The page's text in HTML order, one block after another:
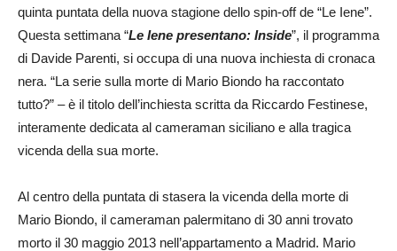
quinta puntata della nuova stagione dello spin-off de “Le Iene”.
Questa settimana “Le Iene presentano: Inside”, il programma
di Davide Parenti, si occupa di una nuova inchiesta di cronaca
nera. “La serie sulla morte di Mario Biondo ha raccontato
tutto?” – è il titolo dell’inchiesta scritta da Riccardo Festinese,
interamente dedicata al cameraman siciliano e alla tragica
vicenda della sua morte.
Al centro della puntata di stasera la vicenda della morte di
Mario Biondo, il cameraman palermitano di 30 anni trovato
morto il 30 maggio 2013 nell’appartamento a Madrid. Mario